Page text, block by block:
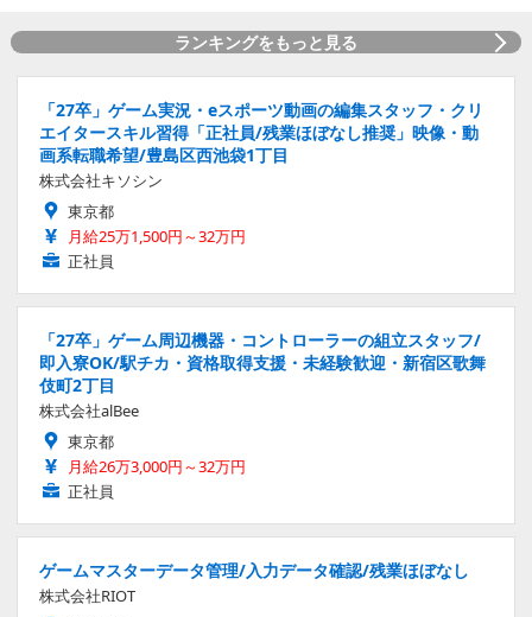
ランキングをもっと見る
「27卒」ゲーム実況・eスポーツ動画の編集スタッフ・クリ
エイタースキル習得「正社員/残業ほぼなし推奨」映像・動
画系転職希望/豊島区西池袋1丁目
株式会社キソシン
東京都
月給25万1,500円～32万円
正社員
「27卒」ゲーム周辺機器・コントローラーの組立スタッフ/
即入寮OK/駅チカ・資格取得支援・未経験歓迎・新宿区歌舞
伎町2丁目
株式会社alBee
東京都
月給26万3,000円～32万円
正社員
ゲームマスターデータ管理/入力データ確認/残業ほぼなし
株式会社RIOT